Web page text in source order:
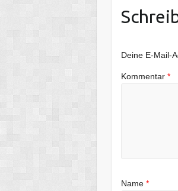
Deine E-Mail-
Kommentar*
Name*